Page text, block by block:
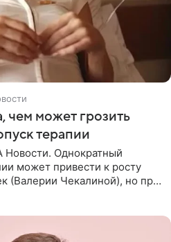
чем может грозить
терапии
Однократный
может привести к росту
(Валерии Чекалиной), но при